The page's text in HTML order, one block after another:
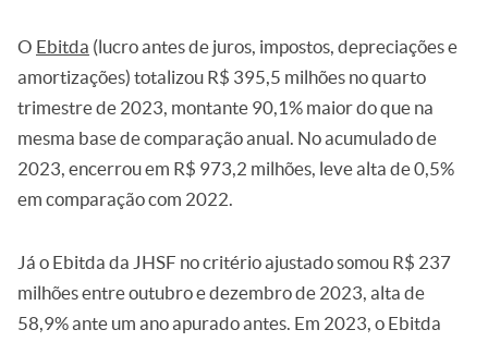
O Ebitda (lucro antes de juros, impostos, depreciações e
amortizações) totalizou R$ 395,5 milhões no quarto
trimestre de 2023, montante 90,1% maior do que na
mesma base de comparação anual. No acumulado de
2023, encerrou em R$ 973,2 milhões, leve alta de 0,5%
em comparação com 2022.
Já o Ebitda da JHSF no critério ajustado somou R$ 237
milhões entre outubro e dezembro de 2023, alta de
58,9% ante um ano apurado antes. Em 2023, o Ebitda